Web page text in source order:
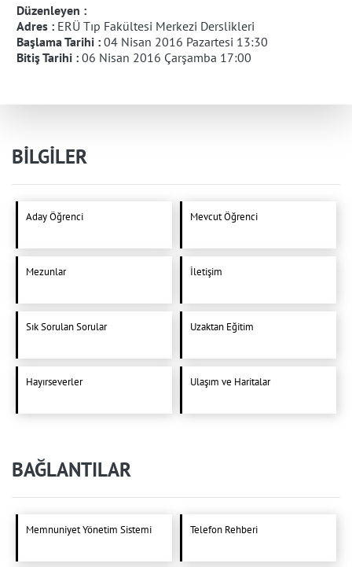
Düzenleyen :
Adres : ERÜ Tıp Fakültesi Merkezi Derslikleri
Başlama Tarihi : 04 Nisan 2016 Pazartesi 13:30
Bitiş Tarihi : 06 Nisan 2016 Çarşamba 17:00
BİLGİLER
Aday Öğrenci Mevcut Öğrenci
Mezunlar İletişim
Sık Sorulan Sorular Uzaktan Eğitim
Hayırseverler Ulaşım ve Haritalar
BAĞLANTILAR
Memnuniyet Yönetim Sistemi Telefon Rehberi